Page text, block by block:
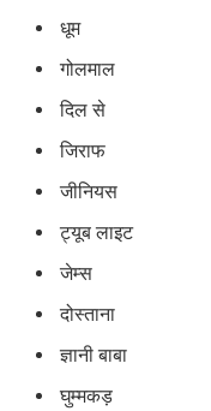
धूम
गोलमाल
दिल से
जिराफ
जीनियस
ट्यूब लाइट
जेम्स
दोस्ताना
ज्ञानी बाबा
घुम्मकड़